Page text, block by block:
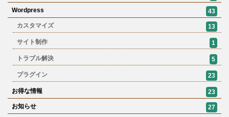
Wordpress
43
カスタマイズ
13
サイト制作 1
トラブル解決 5
プラグイン 23
お得な情報
23
お知らせ
27